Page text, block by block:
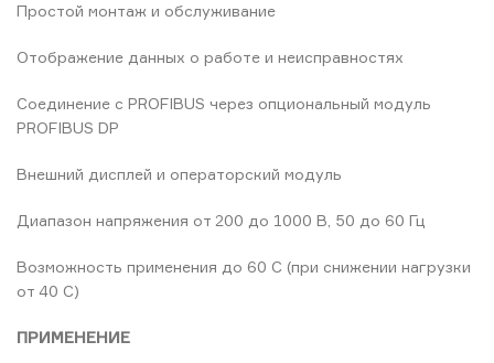
Простой монтаж и обслуживание
Отображение данных о работе и неисправностях
Сoединение с PROFIBUS через опциональный модуль
PROFIBUS DP
Внешний дисплей и операторский модуль
Диапазон напряжения от 200 до 1000 В, 50 до 60 Гц
Возможность применения до 60 C (при снижении нагрузки
от 40 C)
ПРИМЕНЕНИЕ